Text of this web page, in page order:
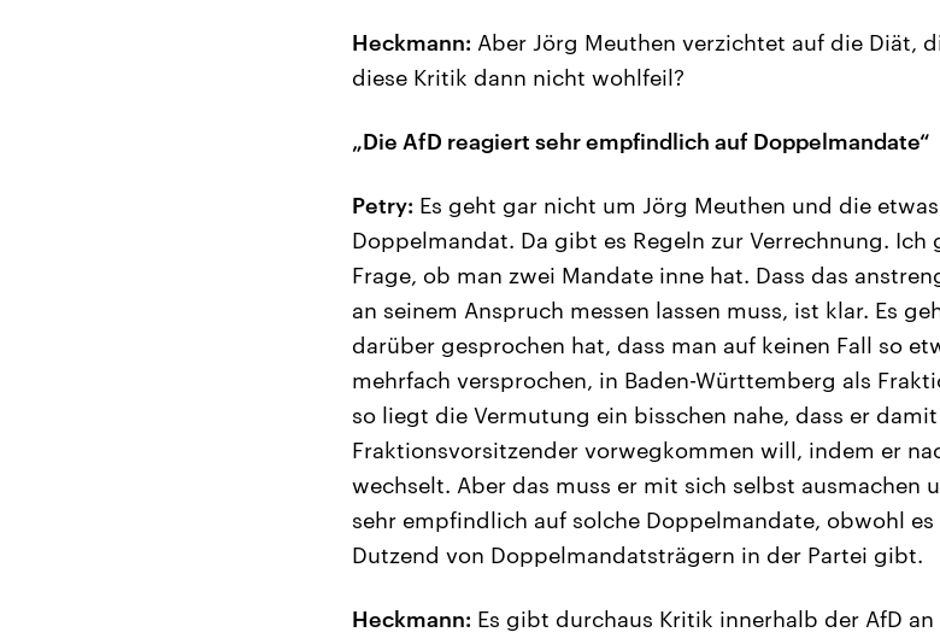
Heckmann: Aber Jörg Meuthen verzichtet auf die Diät,
diese Kritik dann nicht wohlfeil?
„Die AfD reagiert sehr empfindlich auf Doppelmandate“
Petry: Es geht gar nicht um Jörg Meuthen und die
Doppelmandat. Da gibt es Regeln zur Verrechnung.
Frage, ob man zwei Mandate inne hat. Dass das
an seinem Anspruch messen lassen muss, ist klar. Es
darüber gesprochen hat, dass man auf keinen Fall so
mehrfach versprochen, in Baden-Württemberg als
so liegt die Vermutung ein bisschen nahe, dass er
Fraktionsvorsitzender vorwegkommen will, indem er
wechselt. Aber das muss er mit sich selbst ausmachen
sehr empfindlich auf solche Doppelmandate, obwohl
Dutzend von Doppelmandatsträgern in der Partei gibt.
Heckmann: Es gibt durchaus Kritik innerhalb der AfD